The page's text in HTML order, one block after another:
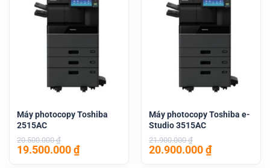
Máy photocopy Toshiba
2515AC
20.500.000₫
Giá
19.500.000₫Giá
hiện
Máy photocopy Toshiba e-
Studio 3515AC
21.900.000₫
Giá
20.900.000₫Giá
hiện